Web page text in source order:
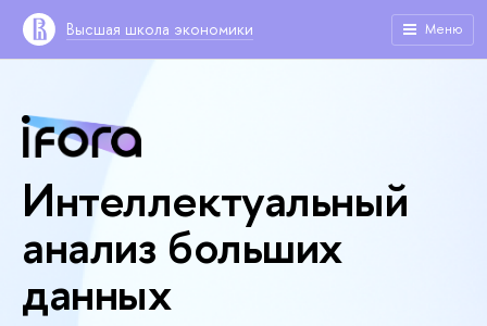
Высшая школа экономики Меню
Интеллектуальный
анализ больших
данных